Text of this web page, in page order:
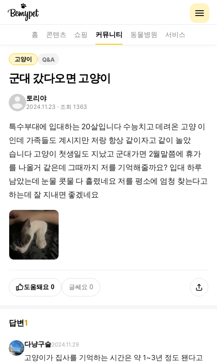
홈 콘텐츠 쇼핑 커뮤니티 동물병원 서비스
고양이 Q&A
군대 갔다오면 고양이
토리야
2024.11.23 · 조회 1363
특수부대에 입대하는 20살입니다 수능치고 데려온 고양 이
인데 가족들도 계시지만 저랑 항상 같이자고 같이 놀았
습니다 고양이 첫생일도 지났고 군대가면 2월말쯤에 휴가
를 나올거 같은데 그때까지 저를 기억해줄까요? 입대 하루
남았는데 눈물 콧물 다 흘렸네요 저를 평소에 엄청 찾는다고
하는데 잘 지내면 좋겠네요
도움돼요 0 글쎄요 0
답변1
다냥구슬2024.11.29
고양이가 집사를 기억하는 시간은 약 1~3년 정도 됀다고